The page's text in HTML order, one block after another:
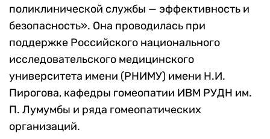
поликлинической службы — эффективность и
безопасность». Она проводилась при
поддержке Российского национального
исследовательского медицинского
университета имени (РНИМУ) имени Н.И.
Пирогова, кафедры гомеопатии ИВМ РУДН им.
П. Лумумбы и ряда гомеопатических
организаций.